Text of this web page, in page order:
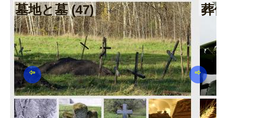
墓地と墓 (47)
葬儀の写真
⇦ ⇨